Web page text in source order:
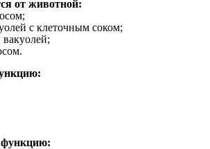
от животной:
с клеточным соком;